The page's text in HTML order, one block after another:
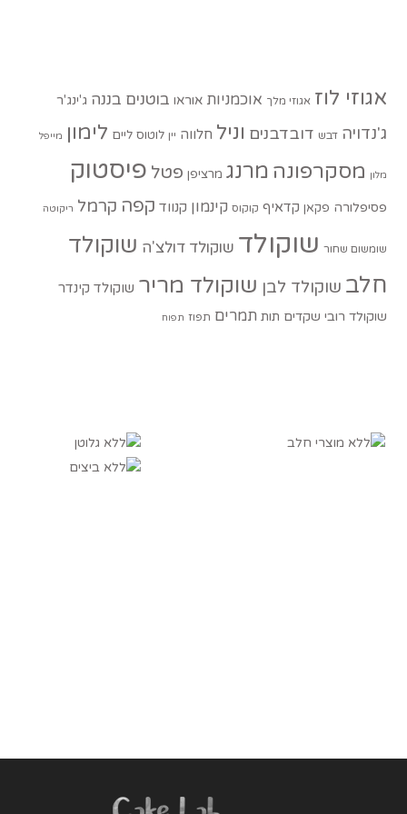
אגוזי לוז אגוזי מלך אוכמניות אוראו בוטנים בננה ג'ינג'ר
ג'נדויה דבש דובדבנים וניל חלווה יין לוטוס ליים לימון מייפל
מלון מסקרפונה מרנג מרציפן פטל פיסטוק
פסיפלורה פקאן קדאיף קוקוס קינמון קנווד קפה קרמל ריקוטה
שומשום שחור שוקולד שוקולד דולצ'ה שוקולד
חלב שוקולד לבן שוקולד מריר שוקולד קינדר
שוקולד רובי שקדים תות תמרים תפוז תפוח